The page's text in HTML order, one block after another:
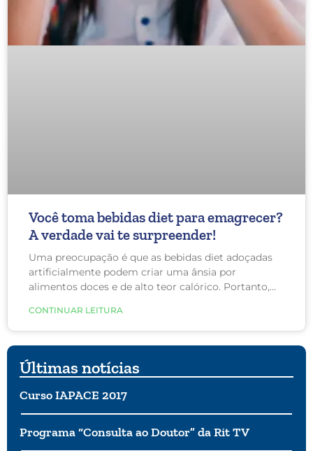
Você toma bebidas diet para emagrecer?
A verdade vai te surpreender!
Uma preocupação é que as bebidas diet adoçadas
artificialmente podem criar uma ânsia por
alimentos doces e de alto teor calórico. Portanto,
as bebidas sem calorias, o consumo de outros
alimentos e bebidas pode aumentar ainda mais.
CONTINUAR LEITURA
Últimas notícias
Curso IAPACE 2017
Programa “Consulta ao Doutor” da Rit TV